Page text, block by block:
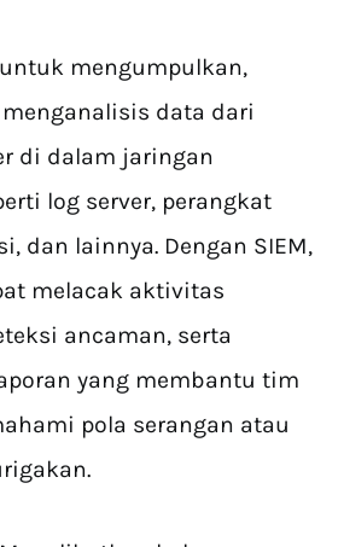
mengumpulkan,
data dari
di dalam jaringan
log server, perangkat
dan lainnya. Dengan SIEM,
melacak aktivitas
ancaman, serta
yang membantu tim
pola serangan atau